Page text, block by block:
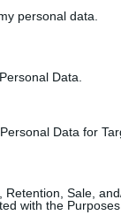
personal data.
Data.
Data for
Sale,
with the